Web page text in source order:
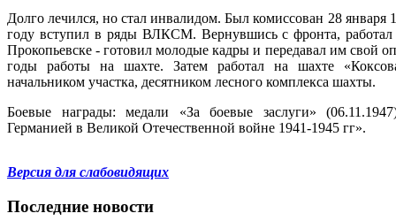
Долго лечился, но стал инвалидом. Был комиссован 28 января
году вступил в ряды ВЛКСМ. Вернувшись с фронта,
Прокопьевске - готовил молодые кадры и передавал им свой
годы работы на шахте. Затем работал на шахте
начальником участка, десятником лесного комплекса шахты.
Боевые награды: медали «За боевые заслуги»
Германией в Великой Отечественной войне 1941-1945 гг».
Версия для слабовидящих
Последние новости